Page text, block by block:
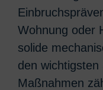
Wohnung oder
solide
den
Maßnahmen